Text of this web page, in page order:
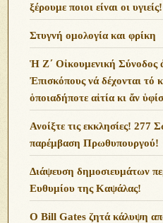
ξέρουμε ποιοι είναι οι υγιείς!
Στυγνή ομολογία και φρίκη
Ἡ Ζ΄ Οἰκουμενική Σύνοδος
Ἐπισκόπους νά δέχονται τό
ὁποιαδήποτε αἰτία κι ἄν
Ανoίξτε τις εκκλησίες! 277
παρέμβαση Πρωθυπουργού!
Διάψευση δημοσιευμάτων
Ευθυμίου της Καψάλας!
O Bill Gates ζητά κάλυψη